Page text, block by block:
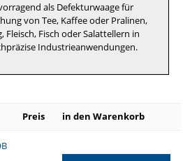
als Defekturwaage für
von Tee, Kaffee oder Pralinen,
Fisch oder Salattellern in
Industrieanwendungen.
Preis in den Warenkorb